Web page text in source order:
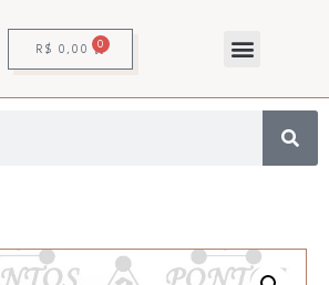
R$ 0,00 0